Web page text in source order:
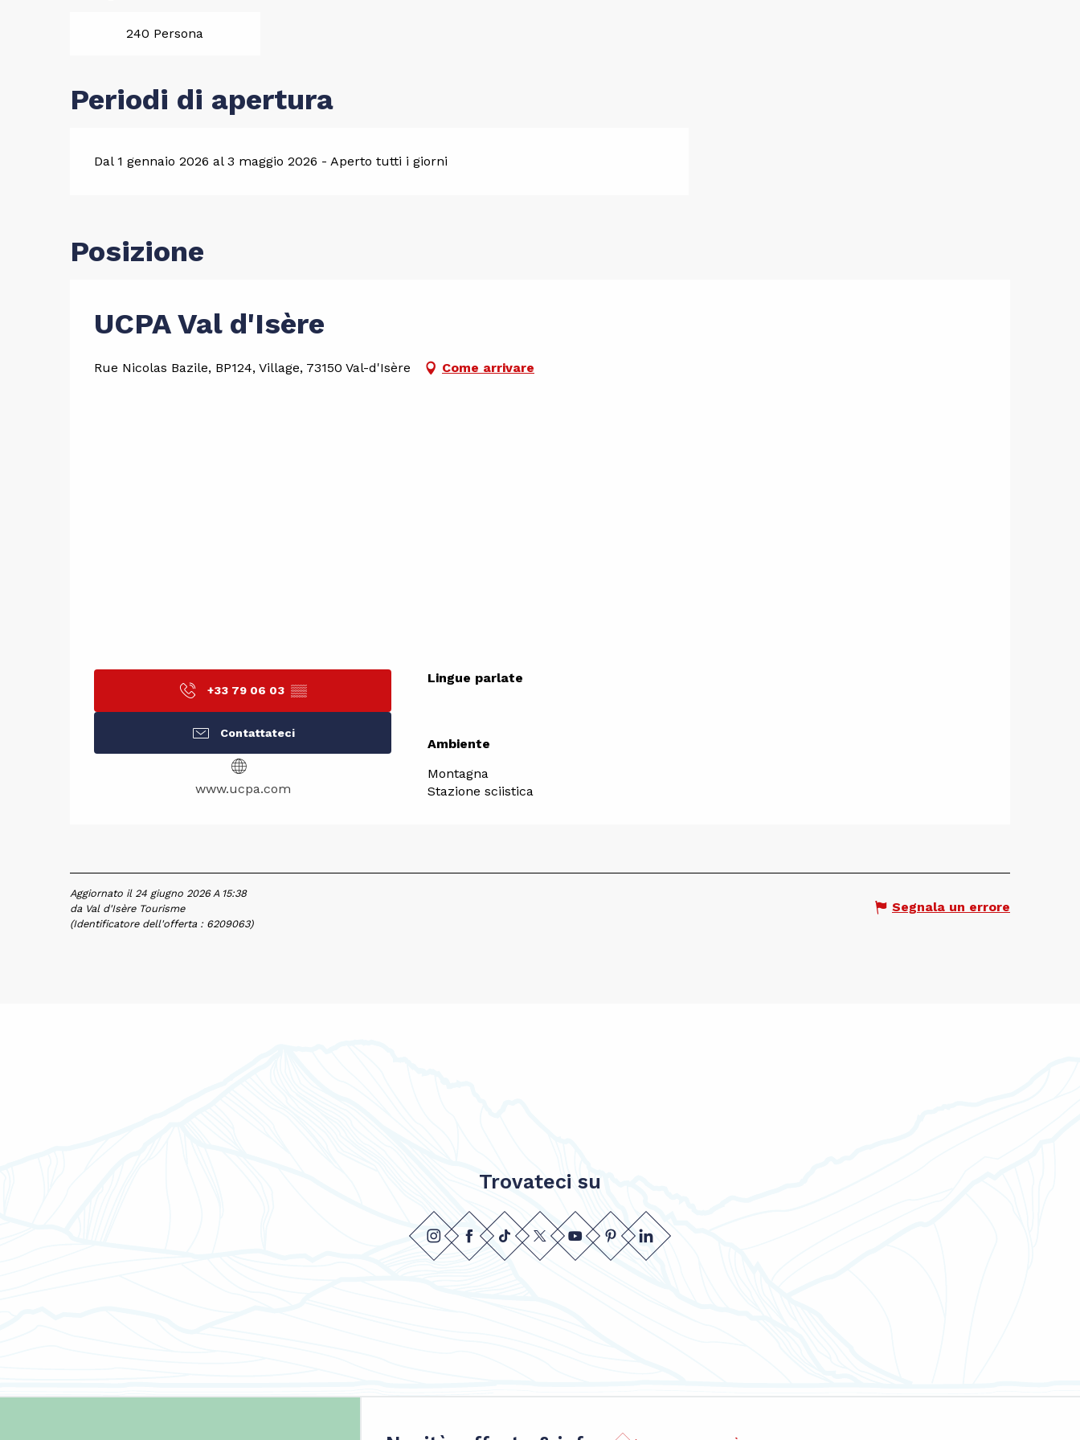
240 Persona
Periodi di apertura
Dal 1 gennaio 2026 al 3 maggio 2026 - Aperto tutti i giorni
Posizione
UCPA Val d'Isère
Rue Nicolas Bazile, BP124, Village, 73150 Val-d'Isère Come arrivare
+33 79 06 03 ▒▒
Contattateci
www.ucpa.com
Lingue parlate
Lingue parlate
Ambiente
Ambiente
Montagna
Stazione sciistica
Aggiornato il 24 giugno 2026 A 15:38
da Val d'Isère Tourisme
(Identificatore dell'offerta : 6209063)
Segnala un errore
Trovateci su